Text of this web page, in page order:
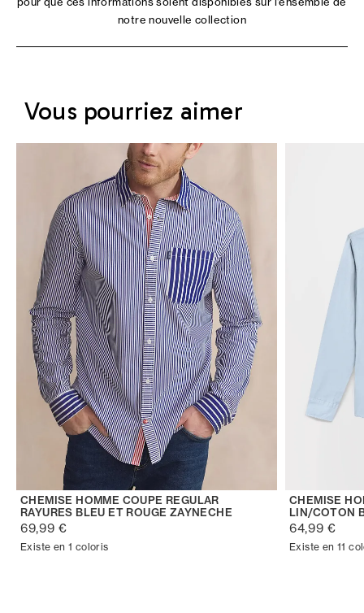
notre nouvelle collection
Vous pourriez aimer
CHEMISE HOMME COUPE REGULAR
RAYURES BLEU ET ROUGE ZAYNECHE
69,99 €
Existe en 1 coloris
CHEMISE
LIN/COTON
64,99 €
Existe en 11